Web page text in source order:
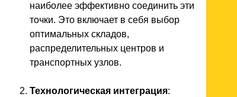
наиболее эффективно соединить эти
точки. Это включает в себя выбор
оптимальных складов,
распределительных центров и
транспортных узлов.
Технологическая интеграция: